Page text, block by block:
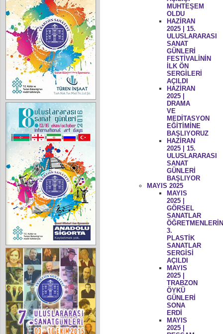
MUHTEŞEM
OLDU
HAZİRAN
2025 | 15.
ULUSLARARASI
SANAT
GÜNLERİ
FESTİVALİNİN
İLK ÖN
SERGİLERİ
AÇILDI
HAZİRAN
2025 |
DRAMA
VE
MEDİTASYON
EĞİTİMİNE
BAŞLIYORUZ
HAZİRAN
2025 | 15.
ULUSLARARASI
SANAT
GÜNLERİ
BAŞLIYOR
MAYIS 2025
MAYIS
2025 |
GÖRSEL
SANATLAR
3.
PLASTİK
SANATLAR
SERGİSİ
AÇILDI
MAYIS
2025 |
TRABZON
ÖYKÜ
GÜNLERİ
SONA
ERDİ
MAYIS
2025 |